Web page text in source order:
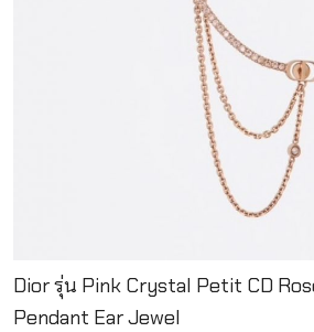
Dior รุ่น Pink Crystal Petit CD
Pendant Ear Jewel